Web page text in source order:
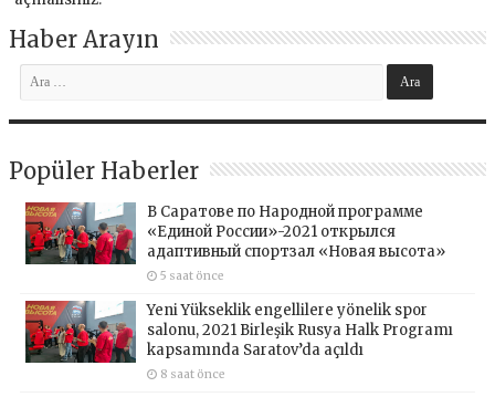
Haber Arayın
Popüler Haberler
В Саратове по Народной программе
«Единой России»-2021 открылся
адаптивный спортзал «Новая высота»
5 saat önce
Yeni Yükseklik engellilere yönelik spor
salonu, 2021 Birleşik Rusya Halk Programı
kapsamında Saratov’da açıldı
8 saat önce